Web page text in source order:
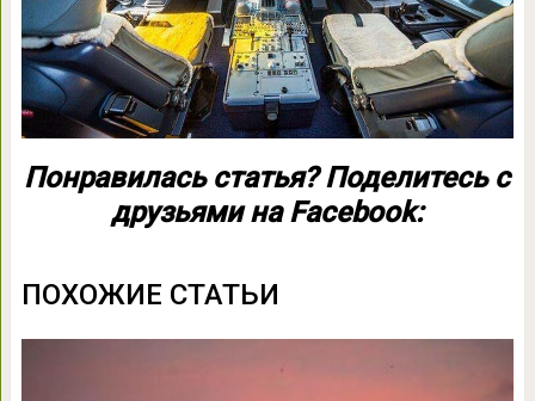
Понравилась статья? Поделитесь с
друзьями на Facebook:
ПОХОЖИЕ СТАТЬИ